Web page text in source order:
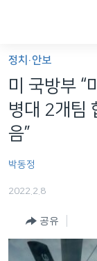
가
능
링
크
인
로
세계
VOD
FOLLOW US
언어 선택
정치·안보
미 국방부 “
병대 2개팀
음”
박동정
2022.2.8
공유